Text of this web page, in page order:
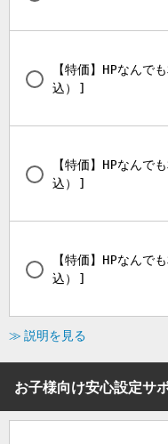
【特価】HPなんで
込） ]
【特価】HPなんで
込） ]
【特価】HPなんで
込） ]
≫ 説明を見る
お子様向け安心設定サ